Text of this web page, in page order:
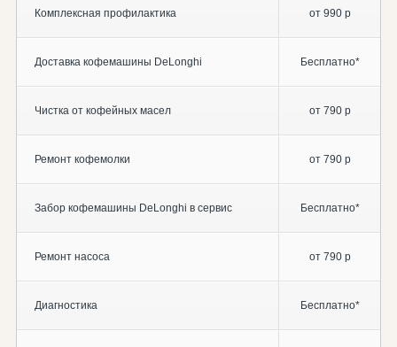
Комплексная профилактика от 990 р
Доставка кофемашины DeLonghi Бесплатно*
Чистка от кофейных масел от 790 р
Ремонт кофемолки от 790 р
Забор кофемашины DeLonghi в сервис Бесплатно*
Ремонт насоса от 790 р
Диагностика Бесплатно*